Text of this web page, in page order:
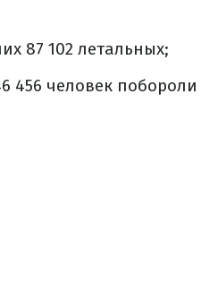
87 102 летальных;
456 человек побороли